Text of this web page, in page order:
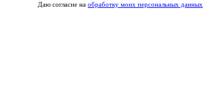
Даю согласие на обработку моих персональных данных